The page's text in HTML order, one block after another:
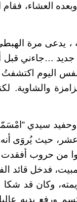
وبعده العشاء،
، يدعى مرة
…جاءني قبل
اليوم
والشاوية.
وحفيد سيدي
حيث يُروَى
من حروب أفقدت
فدخل قائد
وكان قد
ورفع يديه